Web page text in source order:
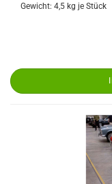
Gewicht: 4,5 kg je Stück